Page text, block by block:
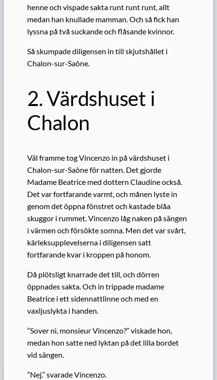
henne och vispade sakta runt runt runt, allt
medan han knullade mamman. Och så fick han
lyssna på två suckande och flåsande kvinnor.
Så skumpade diligensen in till skjutshållet i
Chalon-sur-Saône.
2. Värdshuset i
Chalon
Väl framme tog Vincenzo in på värdshuset i
Chalon-sur-Saône för natten. Det gjorde
Madame Beatrice med dottern Claudine också.
Det var fortfarande varmt, och månen lyste in
genom det öppna fönstret och kastade blåa
skuggor i rummet. Vincenzo låg naken på sängen
i värmen och försökte somna. Men det var svårt,
kärleksupplevelserna i diligensen satt
fortfarande kvar i kroppen på honom.
Då plötsligt knarrade det till, och dörren
öppnades sakta. Och in trippade madame
Beatrice i ettsidennattlinne och med en
vaxljuslykta i handen.
”Sover ni, monsieurVincenzo?” viskade hon,
medan hon satte ned lyktan på det lilla bordet
vid sängen.
”Nej.” svarade Vincenzo.